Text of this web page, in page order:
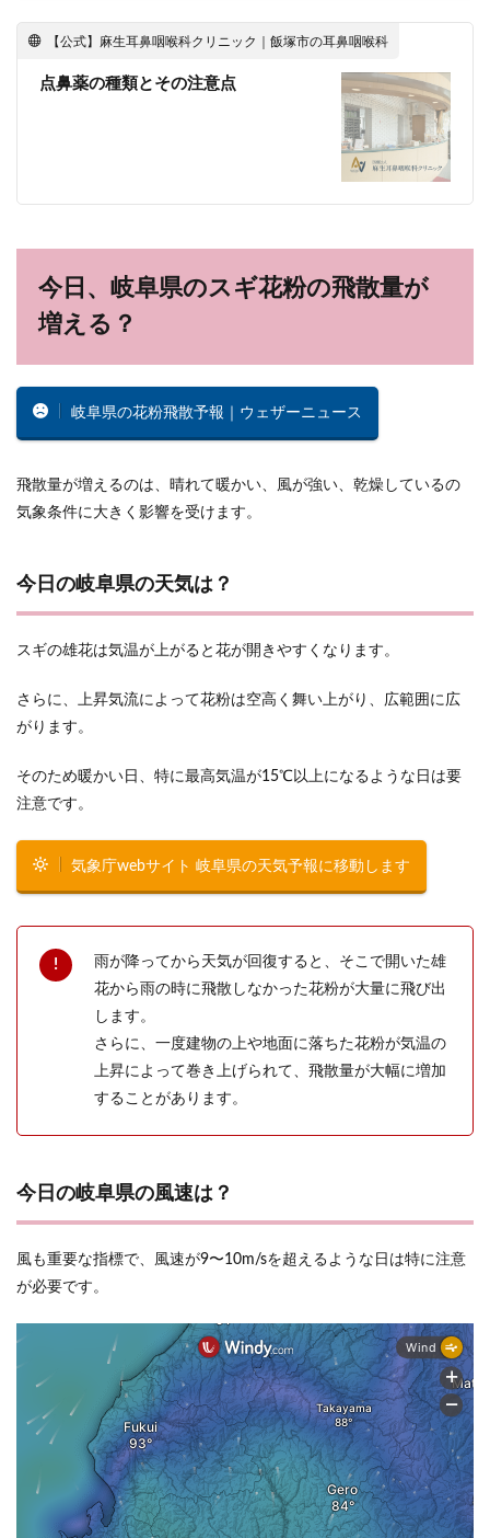
【公式】麻生耳鼻咽喉科クリニック｜飯塚市の耳鼻咽喉科
点鼻薬の種類とその注意点
今日、岐阜県のスギ花粉の飛散量が
増える？
岐阜県の花粉飛散予報｜ウェザーニュース
飛散量が増えるのは、晴れて暖かい、風が強い、乾燥しているの
気象条件に大きく影響を受けます。
今日の岐阜県の天気は？
スギの雄花は気温が上がると花が開きやすくなります。
さらに、上昇気流によって花粉は空高く舞い上がり、広範囲に広
がります。
そのため暖かい日、特に最高気温が15℃以上になるような日は要
注意です。
気象庁webサイト 岐阜県の天気予報に移動します
雨が降ってから天気が回復すると、そこで開いた雄
花から雨の時に飛散しなかった花粉が大量に飛び出
します。
さらに、一度建物の上や地面に落ちた花粉が気温の
上昇によって巻き上げられて、飛散量が大幅に増加
することがあります。
今日の岐阜県の風速は？
風も重要な指標で、風速が9〜10m/sを超えるような日は特に注意
が必要です。